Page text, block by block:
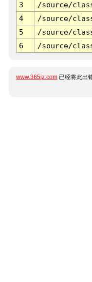
3 /source/
4
/source/
5
/source/
6
/source/
www.365jz.com 已经将此出